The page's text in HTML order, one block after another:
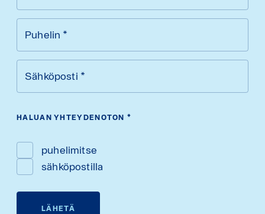
Puhelin *
Sähköposti *
HALUAN YHTEYDENOTON *
puhelimitse
sähköpostilla
LÄHETÄ